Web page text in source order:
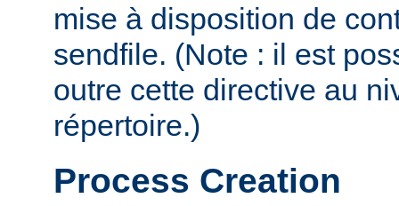
mise à disposition de
sendfile. (Note : il est
outre cette directive au
répertoire.)
Process Creation